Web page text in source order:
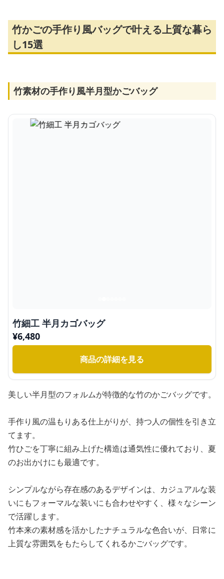
竹かごの手作り風バッグで叶える上質な暮ら
し15選
竹素材の手作り風半月型かごバッグ
竹細工 半月カゴバッグ
¥6,480
商品の詳細を見る
美しい半月型のフォルムが特徴的な竹のかごバッグです。
手作り風の温もりある仕上がりが、持つ人の個性を引き立
てます。
竹ひごを丁寧に組み上げた構造は通気性に優れており、夏
のお出かけにも最適です。
シンプルながら存在感のあるデザインは、カジュアルな装
いにもフォーマルな装いにも合わせやすく、様々なシーン
で活躍します。
竹本来の素材感を活かしたナチュラルな色合いが、日常に
上質な雰囲気をもたらしてくれるかごバッグです。